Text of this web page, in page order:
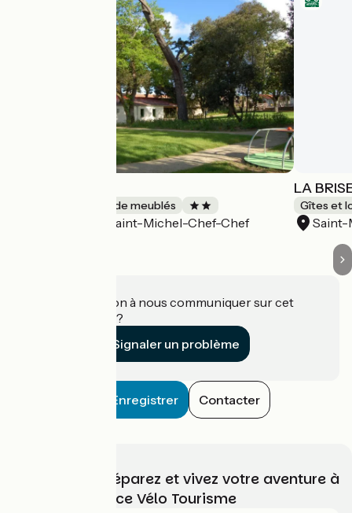
Gîtes et locations de meublés
Saint-Michel-Chef-Chef
LA
Gîtes et
Saint-
Une information à nous communiquer sur cet
établissement ?
Signaler un problème
Enregistrer Contacter
Choisissez, préparez et vivez votre aventure à
vélo avec France Vélo Tourisme